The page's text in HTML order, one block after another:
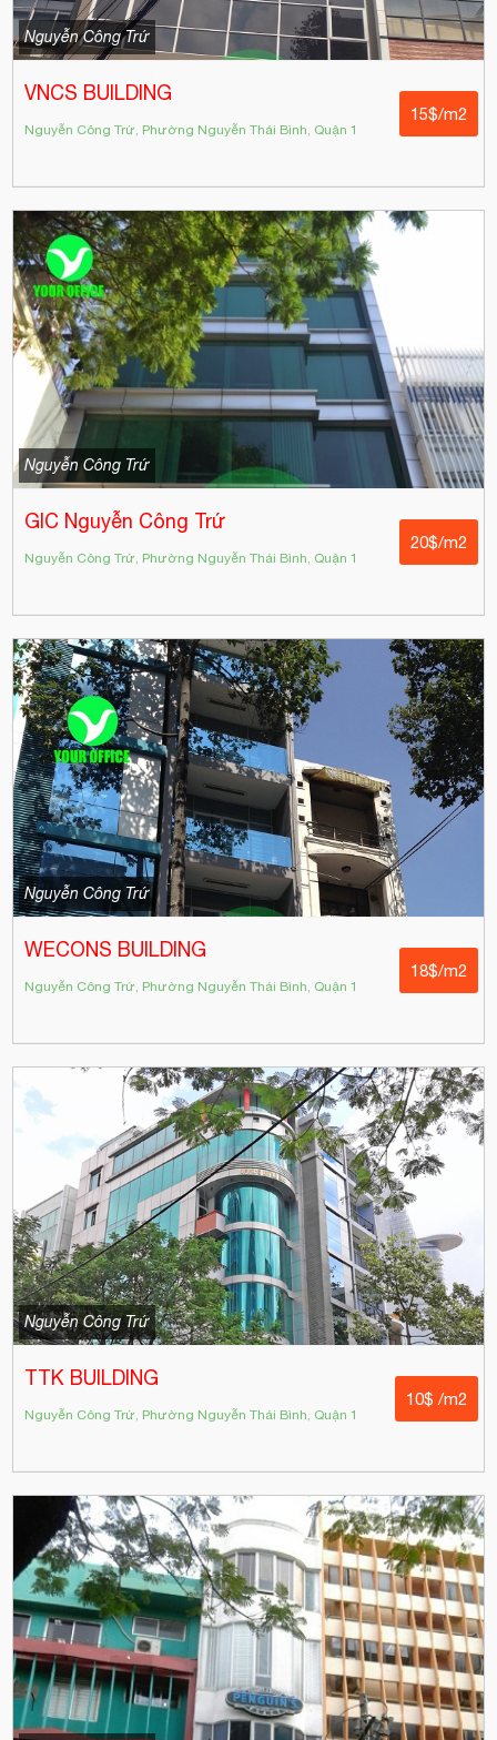
Nguyễn Công Trứ
VNCS BUILDING
Nguyễn Công Trứ, Phường Nguyễn Thái Bình, Quận 1
15$/m2
Nguyễn Công Trứ
GIC Nguyễn Công Trứ
Nguyễn Công Trứ, Phường Nguyễn Thái Bình, Quận 1
20$/m2
Nguyễn Công Trứ
WECONS BUILDING
Nguyễn Công Trứ, Phường Nguyễn Thái Bình, Quận 1
18$/m2
Nguyễn Công Trứ
TTK BUILDING
Nguyễn Công Trứ, Phường Nguyễn Thái Bình, Quận 1
10$ /m2